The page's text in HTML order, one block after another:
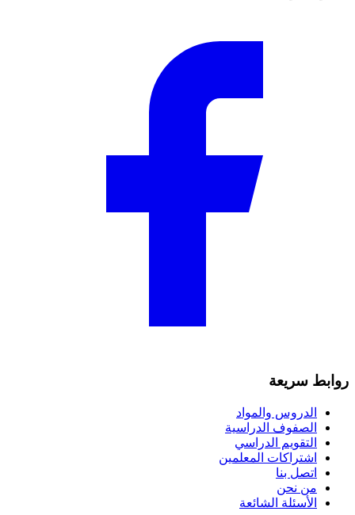
روابط سريعة
الدروس والمواد
الصفوف الدراسية
التقويم الدراسي
اشتراكات المعلمين
اتصل بنا
من نحن
الأسئلة الشائعة